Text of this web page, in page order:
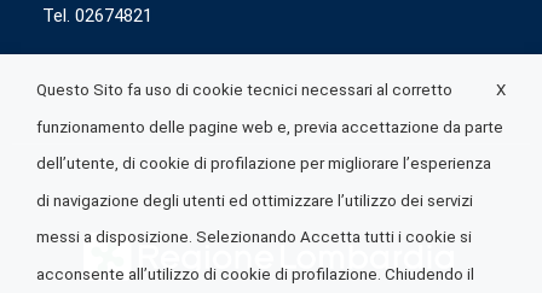
Tel. 02674821
X
Questo Sito fa uso di cookie tecnici necessari al corretto
funzionamento delle pagine web e, previa accettazione da parte
dell’utente, di cookie di profilazione per migliorare l’esperienza
di navigazione degli utenti ed ottimizzare l’utilizzo dei servizi
messi a disposizione. Selezionando Accetta tutti i cookie si
acconsente all’utilizzo di cookie di profilazione. Chiudendo il